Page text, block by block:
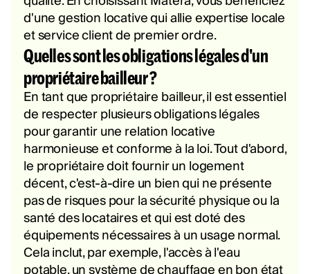
d'une gestion locative qui allie expertise locale
et service client de premier ordre.
Quelles sont les obligations légales d'un
propriétaire bailleur ?
En tant que propriétaire bailleur, il est essentiel
de respecter plusieurs obligations légales
pour garantir une relation locative
harmonieuse et conforme à la loi. Tout d'abord,
le propriétaire doit fournir un logement
décent, c'est-à-dire un bien qui ne présente
pas de risques pour la sécurité physique ou la
santé des locataires et qui est doté des
équipements nécessaires à un usage normal.
Cela inclut, par exemple, l'accès à l'eau